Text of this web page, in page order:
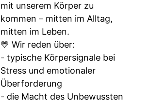
mit unserem Körper zu
kommen – mitten im Alltag,
mitten im Leben.
💛 Wir reden über:
- typische Körpersignale bei
Stress und emotionaler
Überforderung
- die Macht des Unbewussten